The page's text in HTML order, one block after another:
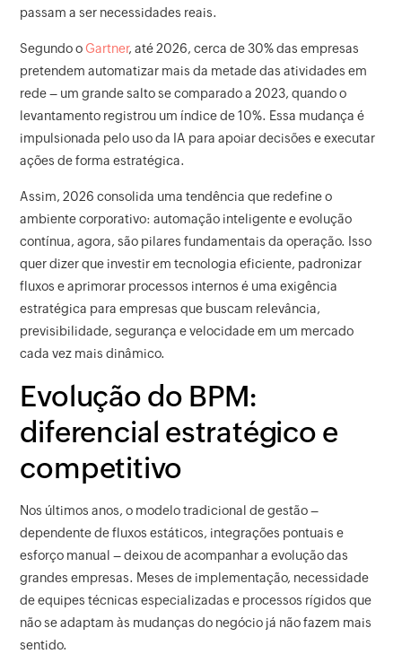
passam a ser necessidades reais.
Segundo oGartner, até 2026, cerca de 30% das empresas
pretendem automatizar mais da metade das atividades em
rede – um grande salto se comparado a 2023, quando o
levantamento registrou um índice de 10%. Essa mudança é
impulsionada pelo uso da IA para apoiar decisões e executar
ações de forma estratégica.
Assim, 2026 consolida uma tendência que redefine o
ambiente corporativo: automação inteligente e evolução
contínua, agora, são pilares fundamentais da operação. Isso
quer dizer que investir em tecnologia eficiente, padronizar
fluxos e aprimorar processos internos é uma exigência
estratégica para empresas que buscam relevância,
previsibilidade, segurança e velocidade em um mercado
cada vez mais dinâmico.
Evolução do BPM:
diferencial estratégico e
competitivo
Nos últimos anos, o modelo tradicional de gestão –
dependente de fluxos estáticos, integrações pontuais e
esforço manual – deixou de acompanhar a evolução das
grandes empresas. Meses de implementação, necessidade
de equipes técnicas especializadas e processos rígidos que
não se adaptam às mudanças do negócio já não fazem mais
sentido.